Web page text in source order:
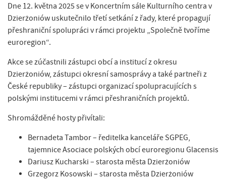
Dne 12. května 2025 se v Koncertním sále Kulturního centra v
Dzierżoniów uskutečnilo třetí setkání z řady, které propagují
přeshraniční spolupráci v rámci projektu „Společně tvoříme
euroregion“.
Akce se zúčastnili zástupci obcí a institucí z okresu
Dzierżoniów, zástupci okresní samosprávy a také partneři z
České republiky – zástupci organizací spolupracujících s
polskými institucemi v rámci přeshraničních projektů.
Shromážděné hosty přivítali:
Bernadeta Tambor – ředitelka kanceláře SGPEG,
tajemnice Asociace polských obcí euroregionu Glacensis
Dariusz Kucharski – starosta města Dzierżoniów
Grzegorz Kosowski – starosta města Dzierżoniów